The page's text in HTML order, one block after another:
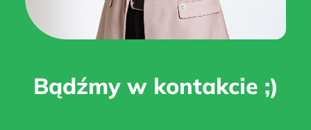
Bądźmy w kontakcie ;)